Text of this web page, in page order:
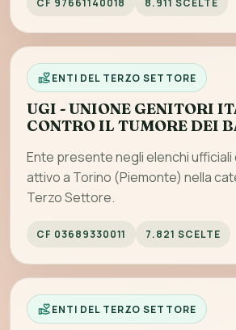
CF 97661140018 8.911 SCELTE
ENTI DEL TERZO SETTORE
UGI - UNIONE GENITORI
CONTRO IL TUMORE DEI
Ente presente negli elenchi ufficiali
attivo a Torino (Piemonte) nella
Terzo Settore.
CF 03689330011 7.821 SCELTE
ENTI DEL TERZO SETTORE